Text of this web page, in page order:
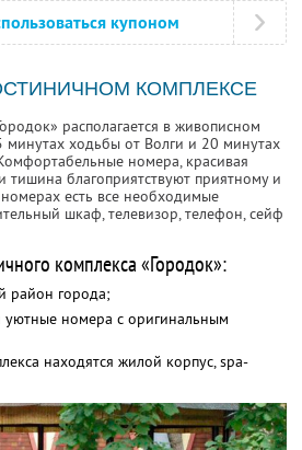
купоном
КОМПЛЕКСЕ
располагается в живописном
минутах ходьбы от Волги и 20 минутах
номера, красивая
тишина благоприятствуют приятному и
есть все необходимые
шкаф, телевизор, телефон, сейф
комплекса «Городок»:
район города;
номера с оригинальным
находятся жилой корпус, spa-